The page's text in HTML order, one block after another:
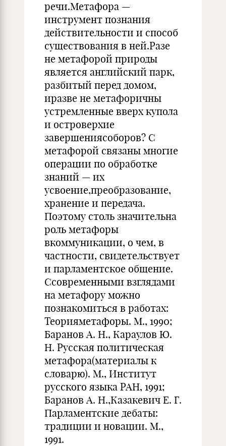
речи.Метафора —
инструмент познания
действительности и способ
существования в ней.Разе
не метафорой природы
является английский парк,
разбитый перед домом,
иразве не метафоричны
устремленные вверх купола
и островерхие
завершениясоборов? С
метафорой связаны многие
операции по обработке
знаний — их
усвоение,преобразование,
хранение и передача.
Поэтому столь значительна
роль метафоры
вкоммуникации, о чем, в
частности, свидетельствует
и парламентское общение.
Ссовременными взглядами
на метафору можно
познакомиться в работах:
Теорияметафоры. М., 1990;
Баранов А. Н., Караулов Ю.
Н. Русская политическая
метафора(материалы к
словарю). М., Институт
русского языка РАН, 1991;
Баранов А. Н.,Казакевич Е. Г.
Парламентские дебаты:
традиции и новации. М.,
1991.